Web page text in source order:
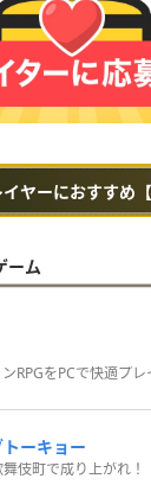
ヤーにおすすめ【
ーム
RPGをPCで快適プレ
ーキョー
伎町で成り上がれ！